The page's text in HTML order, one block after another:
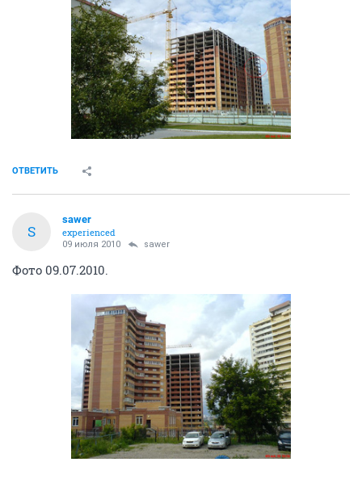
ОТВЕТИТЬ
S
sawer
experienced
09 июля 2010 sawer
Фото 09.07.2010.